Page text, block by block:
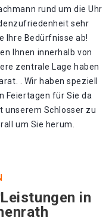
rund um die Uhr
sehr
Ihre Bedürfnisse ab!
Ihnen innerhalb von
zentrale Lage haben
. Wir haben speziell
Feiertagen für Sie da
unserem Schlosser zu
um Sie herum.
in